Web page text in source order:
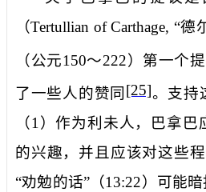
（Tertullian of Carthage, “德
（公元150～222）第一个
了一些人的赞同 [25]。支持
（1 ）作为利未人，巴拿巴
的兴趣，并且应该对这些
“劝勉的话”（13:22）可能